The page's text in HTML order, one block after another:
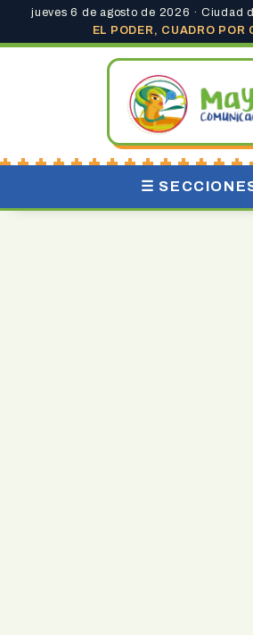
jueves 6 de agosto de 2026 · Ciudad
EL PODER, CUADRO POR
☰